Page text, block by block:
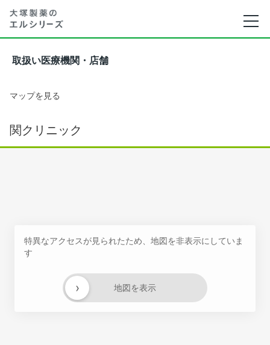
取扱い医療機関・店舗
マップを見る
関クリニック
特異なアクセスが見られたため、地図を非表示にしていま
す
地図を表示
›